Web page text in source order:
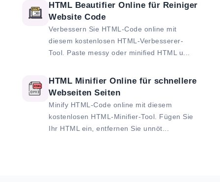
HTML Beautifier Online für Reiniger
Website Code
Verbessern Sie HTML-Code online mit
diesem kostenlosen HTML-Verbesserer-
Tool. Paste messy oder minified HTML u...
HTML Minifier Online für schnellere
Webseiten Seiten
Minify HTML-Code online mit diesem
kostenlosen HTML-Minifier-Tool. Fügen Sie
Ihr HTML ein, entfernen Sie unnöt...